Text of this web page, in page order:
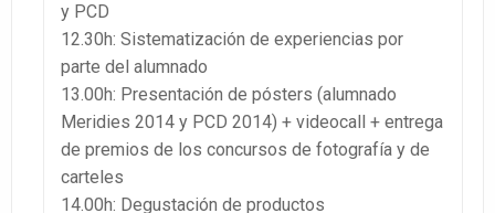
y PCD
12.30h: Sistematización de experiencias por
parte del alumnado
13.00h: Presentación de pósters (alumnado
Meridies 2014 y PCD 2014) + videocall + entrega
de premios de los concursos de fotografía y de
carteles
14.00h: Degustación de productos